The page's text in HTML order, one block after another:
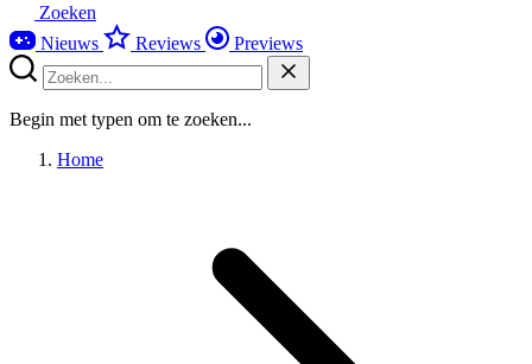
Zoeken
Nieuws
Reviews Previews
Begin met typen om te zoeken...
Home